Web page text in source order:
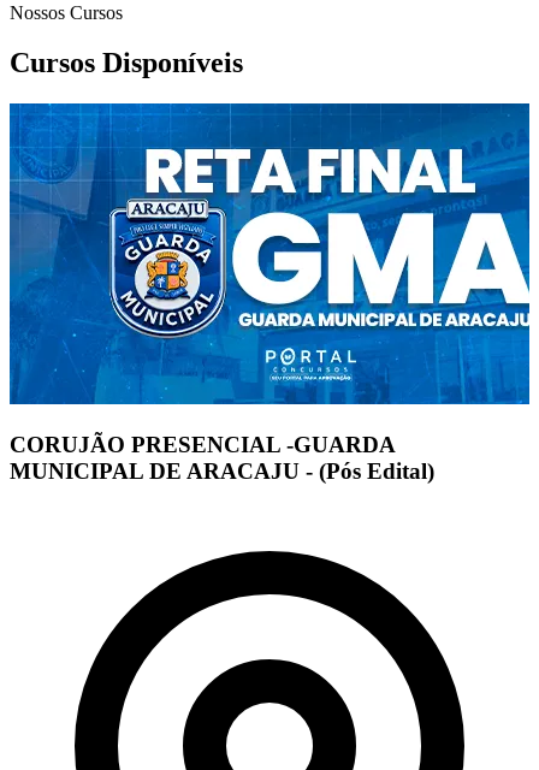
Nossos Cursos
Cursos Disponíveis
CORUJÃO PRESENCIAL -GUARDA
MUNICIPAL DE ARACAJU - (Pós Edital)